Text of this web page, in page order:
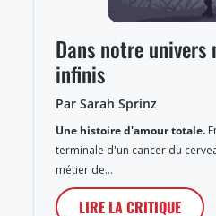
Dans notre univers
infinis
Par Sarah Sprinz
Une histoire d'amour totale.
terminale d'un cancer du
métier de…
LIRE LA CRITIQUE